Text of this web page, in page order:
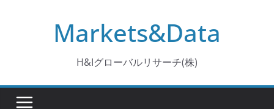
Markets&Data
H&Iグローバルリサーチ(株)